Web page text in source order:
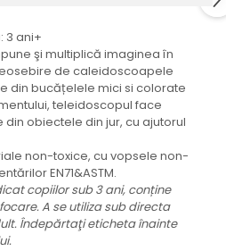
: 3 ani+
şi multiplică imaginea în
de caleidoscoapele
din bucățelele mici si colorate
teleidoscopul face
obiectele din jur, cu ajutorul
non-toxice, cu vopsele non-
EN71&ASTM.
copiilor sub 3 ani, conține
A se utiliza sub directa
Îndepărtaţi eticheta înainte